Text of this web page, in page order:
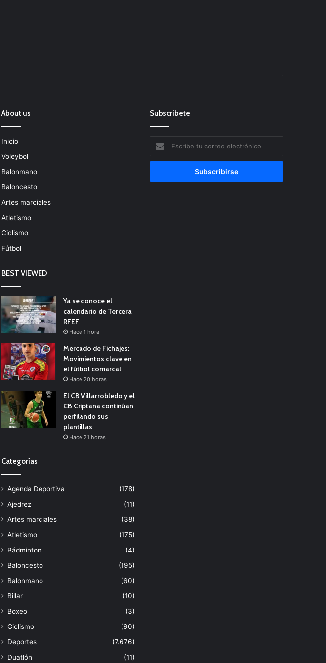
About us
Inicio
Voleybol
Balonmano
Baloncesto
Artes marciales
Atletismo
Ciclismo
Fútbol
BEST VIEWED
Ya se conoce el
calendario de Tercera
RFEF
Hace 1 hora
Mercado de Fichajes:
Movimientos clave en
el fútbol comarcal
Hace 20 horas
El CB Villarrobledo y el
CB Criptana continúan
perfilando sus
plantillas
Hace 21 horas
Categorías
Agenda Deportiva
(178)
Ajedrez
(11)
Artes marciales
(38)
Atletismo
(175)
Bádminton
(4)
Baloncesto
(195)
Balonmano
(60)
Billar
(10)
Boxeo
(3)
Ciclismo
(90)
Deportes
(7.676)
Duatlón
(11)
Subscribete
tu
correo